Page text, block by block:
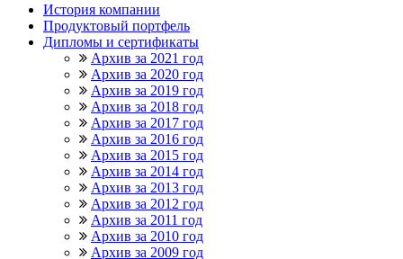
История компании
Продуктовый портфель
Дипломы и сертификаты
Архив за 2021 год
Архив за 2020 год
Архив за 2019 год
Архив за 2018 год
Архив за 2017 год
Архив за 2016 год
Архив за 2015 год
Архив за 2014 год
Архив за 2013 год
Архив за 2012 год
Архив за 2011 год
Архив за 2010 год
Архив за 2009 год